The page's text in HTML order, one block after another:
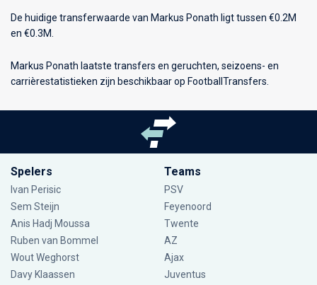
De huidige transferwaarde van Markus Ponath ligt tussen €0.2M
en €0.3M.
Markus Ponath laatste transfers en geruchten, seizoens- en
carrièrestatistieken zijn beschikbaar op FootballTransfers.
Spelers
Ivan Perisic
Sem Steijn
Anis Hadj Moussa
Ruben van Bommel
Wout Weghorst
Davy Klaassen
Teams
PSV
Feyenoord
Twente
AZ
Ajax
Juventus